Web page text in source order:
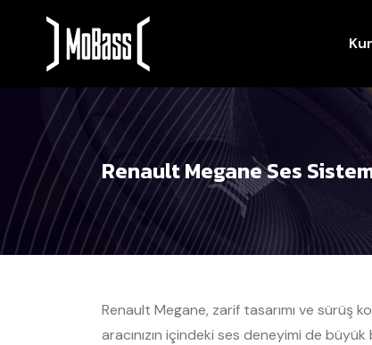
Renault Megane Ses
Renault Megane, zarif tasarımı ve sürüş
aracınızın içindeki ses deneyimi de